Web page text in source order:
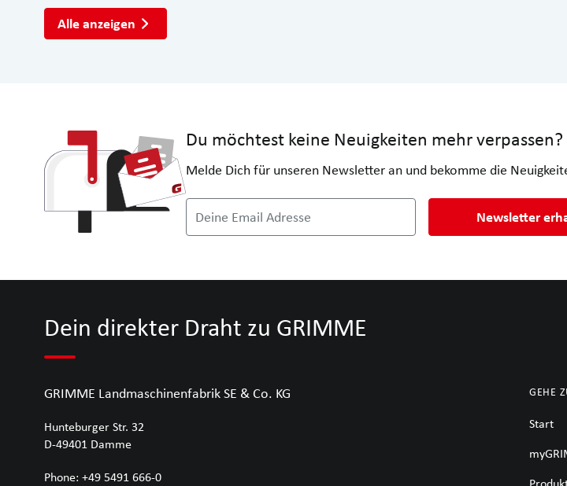
Alle anzeigen
Du möchtest keine Neuigkeiten mehr
Melde Dich für unseren Newsletter an und bekomme die
Deine Email Adresse Newsletter
Dein direkter Draht zu GRIMME
GRIMME Landmaschinenfabrik SE & Co. KG
Hunteburger Str. 32
D-49401 Damme
Phone: +49 5491 666-0
GEHE
Start